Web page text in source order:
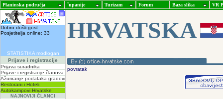
Planinska područja ˇupanije Turizam Forum Baza slika VR
Dobro došli gost
Posjetitelja online: 33
STATISTIKA modlogan
Prijave i registracije
Prijava suradnika
Prijave i registracije članova
Ažuriranje podataka gradovi
Restorani i Hoteli
Autokampovi Hrvatske
NAJNOVIJI ČLANCI
HRVATSKA
povratak